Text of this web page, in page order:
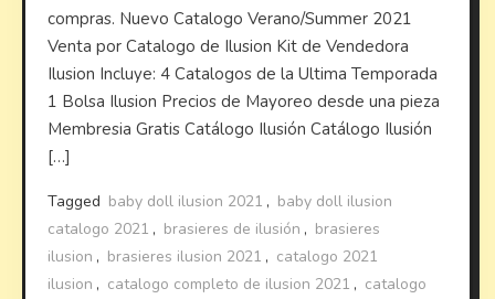
compras. Nuevo Catalogo Verano/Summer 2021
Venta por Catalogo de Ilusion Kit de Vendedora
Ilusion Incluye: 4 Catalogos de la Ultima Temporada
1 Bolsa Ilusion Precios de Mayoreo desde una pieza
Membresia Gratis Catálogo Ilusión Catálogo Ilusión
[…]
Tagged baby doll ilusion 2021 , baby doll ilusion
catalogo 2021 , brasieres de ilusión , brasieres
ilusion , brasieres ilusion 2021 , catalogo 2021
ilusion , catalogo completo de ilusion 2021 , catalogo